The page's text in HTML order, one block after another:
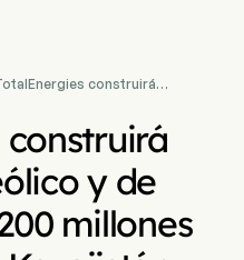
construirá
dólares en Kazajistán
construirá
y de
millones